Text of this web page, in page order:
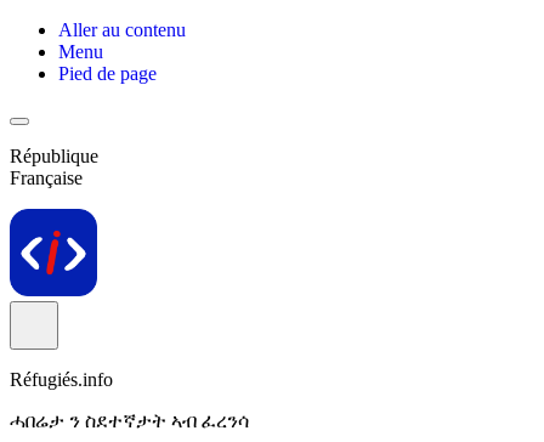
Aller au contenu
Menu
Pied de page
République
Française
Réfugiés.info
ሓበሬታ ን ስደተኛታት ኣብ ፈረንሳ